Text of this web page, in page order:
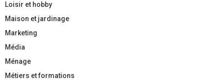
Loisir et hobby
Maison et jardinage
Marketing
Média
Ménage
Métiers et formations